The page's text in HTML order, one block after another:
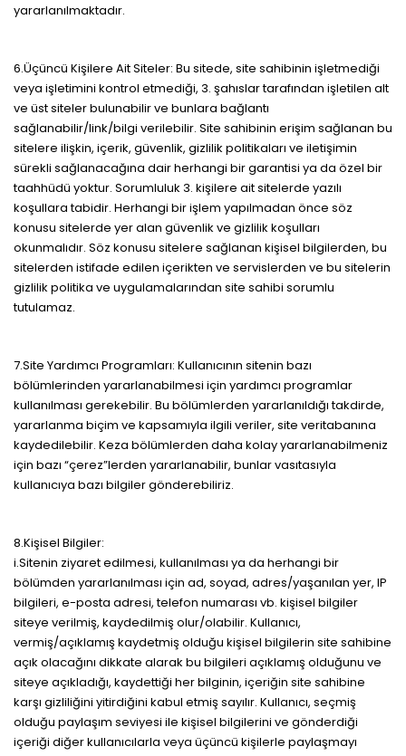
yararlanılmaktadır.
6.Üçüncü Kişilere Ait Siteler: Bu sitede, site sahibinin işletmediği
veya işletimini kontrol etmediği, 3. şahıslar tarafından işletilen alt
ve üst siteler bulunabilir ve bunlara bağlantı
sağlanabilir/link/bilgi verilebilir. Site sahibinin erişim sağlanan bu
sitelere ilişkin, içerik, güvenlik, gizlilik politikaları ve iletişimin
sürekli sağlanacağına dair herhangi bir garantisi ya da özel bir
taahhüdü yoktur. Sorumluluk 3. kişilere ait sitelerde yazılı
koşullara tabidir. Herhangi bir işlem yapılmadan önce söz
konusu sitelerde yer alan güvenlik ve gizlilik koşulları
okunmalıdır. Söz konusu sitelere sağlanan kişisel bilgilerden, bu
sitelerden istifade edilen içerikten ve servislerden ve bu sitelerin
gizlilik politika ve uygulamalarından site sahibi sorumlu
tutulamaz.
7.Site Yardımcı Programları: Kullanıcının sitenin bazı
bölümlerinden yararlanabilmesi için yardımcı programlar
kullanılması gerekebilir. Bu bölümlerden yararlanıldığı takdirde,
yararlanma biçim ve kapsamıyla ilgili veriler, site veritabanına
kaydedilebilir. Keza bölümlerden daha kolay yararlanabilmeniz
için bazı “çerez”lerden yararlanabilir, bunlar vasıtasıyla
kullanıcıya bazı bilgiler gönderebiliriz.
8.Kişisel Bilgiler:
i.Sitenin ziyaret edilmesi, kullanılması ya da herhangi bir
bölümden yararlanılması için ad, soyad, adres/yaşanılan yer, IP
bilgileri, e-posta adresi, telefon numarası vb. kişisel bilgiler
siteye verilmiş, kaydedilmiş olur/olabilir. Kullanıcı,
vermiş/açıklamış kaydetmiş olduğu kişisel bilgilerin site sahibine
açık olacağını dikkate alarak bu bilgileri açıklamış olduğunu ve
siteye açıkladığı, kaydettiği her bilginin, içeriğin site sahibine
karşı gizliliğini yitirdiğini kabul etmiş sayılır. Kullanıcı, seçmiş
olduğu paylaşım seviyesi ile kişisel bilgilerini ve gönderdiği
içeriği diğer kullanıcılarla veya üçüncü kişilerle paylaşmayı